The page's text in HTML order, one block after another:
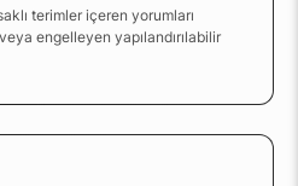
terimler içeren yorumları
engelleyen yapılandırılabilir